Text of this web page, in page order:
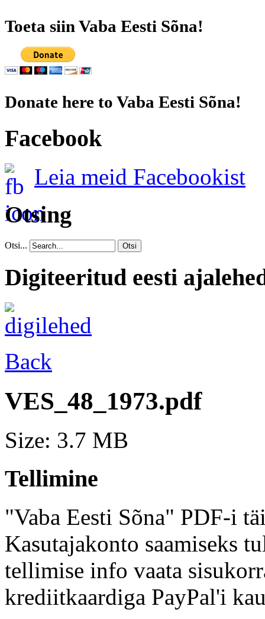
Toeta siin Vaba Eesti Sõna!
Donate here to Vaba Eesti Sõna!
Facebook
Leia meid Facebookist
Otsing
Otsi... Otsi
Digiteeritud eesti
Back
VES_48_1973.pdf
Size: 3.7 MB
Tellimine
"Vaba Eesti Sõna" PDF-i
Kasutajakonto saamiseks
tellimise info vaata
krediitkaardiga PayPal'i